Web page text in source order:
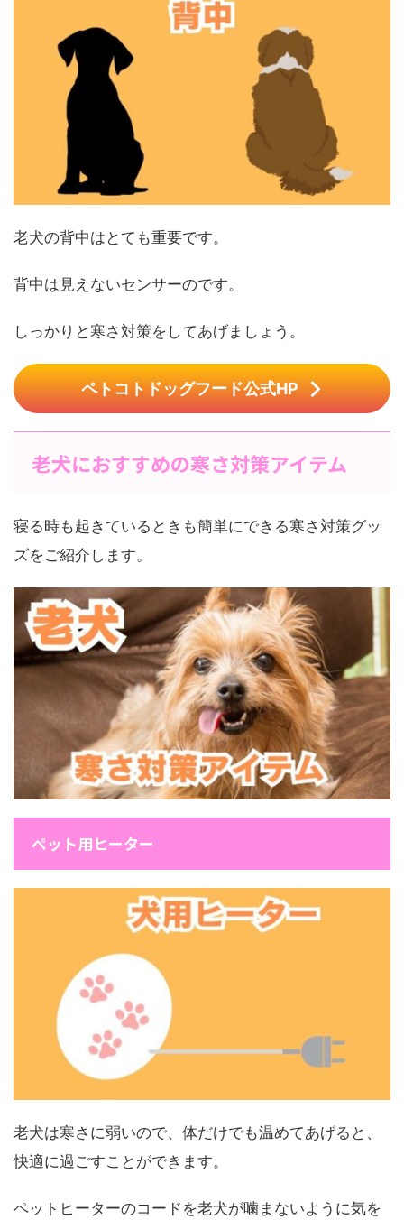
老犬の背中はとても重要です。
背中は見えないセンサーのです。
しっかりと寒さ対策をしてあげましょう。
ペトコトドッグフード公式HP
老犬におすすめの寒さ対策アイテム
寝る時も起きているときも簡単にできる寒さ対策グッ
ズをご紹介します。
ペット用ヒーター
老犬は寒さに弱いので、体だけでも温めてあげると、
快適に過ごすことができます。
ペットヒーターのコードを老犬が噛まないように気を